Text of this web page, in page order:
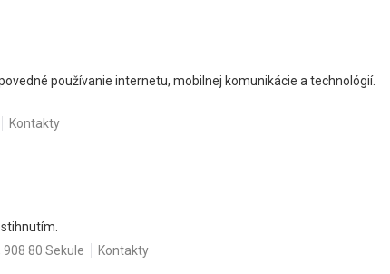
používanie internetu, mobilnej komunikácie a technológií.
Kontakty
908 80 Sekule Kontakty